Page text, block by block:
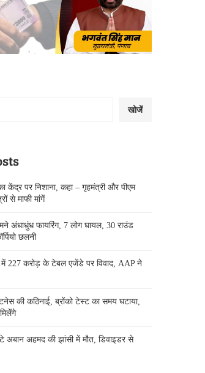
खोजें
केंद्र पर निशाना, कहा – गृहमंत्री और पीएम
से माफी मांगें
अंधाधुंध फायरिंग, 7 लोग घायल, 30 राउंड
छलनी
में 227 करोड़ के टेबल एजेंडे पर विवाद, AAP ने
की कठिनाई, ब्रोंको टेस्ट का समय घटाया,
अहमद की झांसी में मौत, डिवाइडर से